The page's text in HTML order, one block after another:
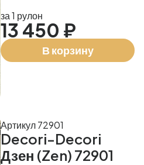
за 1 рулон
13 450 ₽
В корзину
Decori-Decori
Дзен (Zen) 72901
Артикул 72901